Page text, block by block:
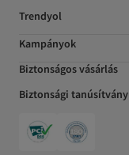
Trendyol
Kampányok
Biztonságos vásárlás
Biztonsági tanúsítvány